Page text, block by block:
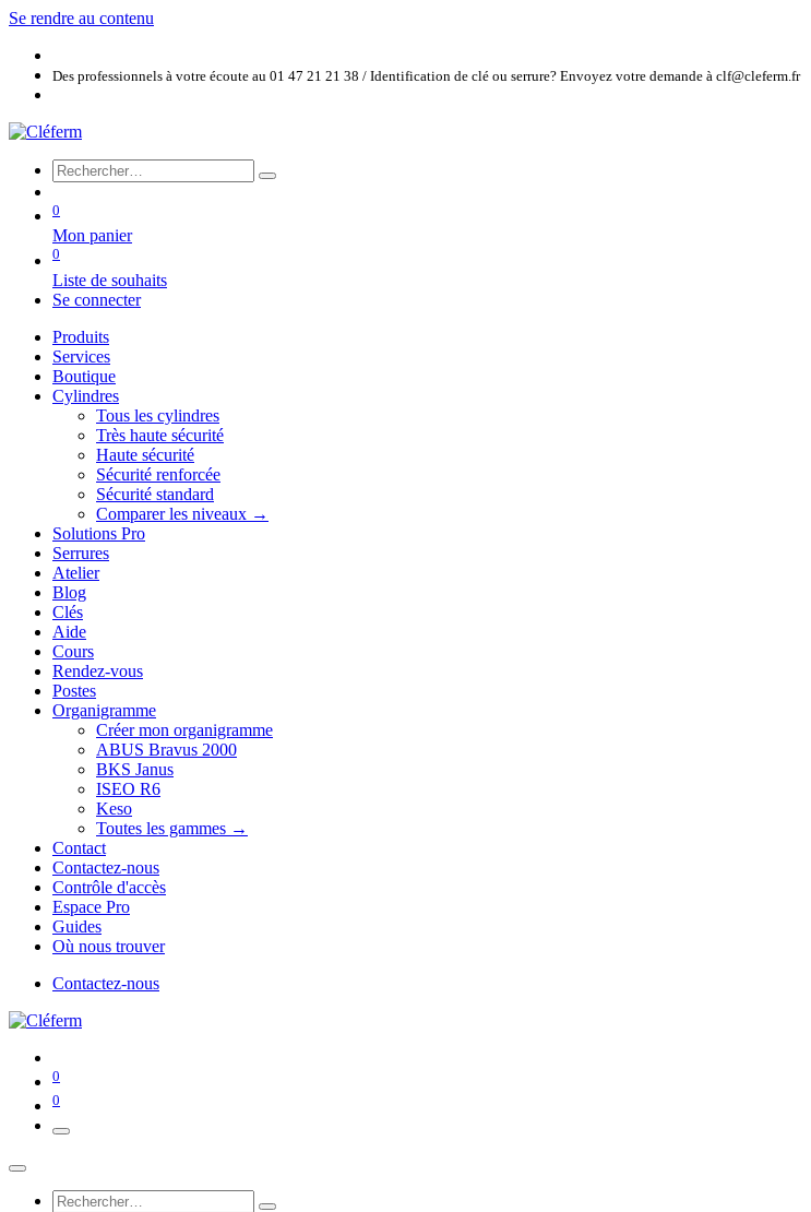
Se rendre au contenu
Des professionnels à votre écoute au 01 47 21 21 38 / Identification de clé ou serrure? Envoyez votre demande à clf@cleferm.fr
0
Mon panier
0
Liste de souhaits
Se connecter
Produits
Services
Boutique
Cylindres
Tous les cylindres
Très haute sécurité
Haute sécurité
Sécurité renforcée
Sécurité standard
Comparer les niveaux →
Solutions Pro
Serrures
Atelier
Blog
Clés
Aide
Cours
Rendez-vous
Postes
Organigramme
Créer mon organigramme
ABUS Bravus 2000
BKS Janus
ISEO R6
Keso
Toutes les gammes →
Contact
Contactez-nous
Contrôle d'accès
Espace Pro
Guides
Où nous trouver
Contactez-nous
0
0